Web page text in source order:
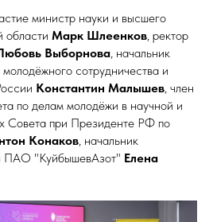
министр науки и высшего
области Марк Шлеенков, ректор
Выборнова, начальник
сотрудничества и
Константин Малышев, член
по делам молодёжи в научной и
Совета при Президенте РФ по
Конаков, начальник
ПАО "КуйбышевАзот" Елена